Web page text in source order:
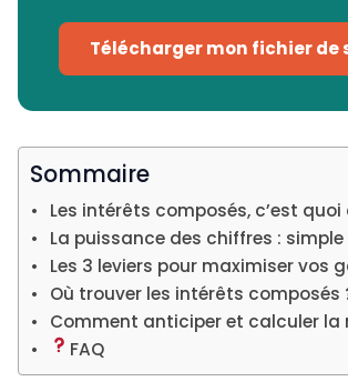
Télécharger mon fichier de
Sommaire
Les intérêts composés, c’est quoi
La puissance des chiffres :
Les 3 leviers pour maximiser vos
Où trouver les intérêts composés
Comment anticiper et calculer la
FAQ